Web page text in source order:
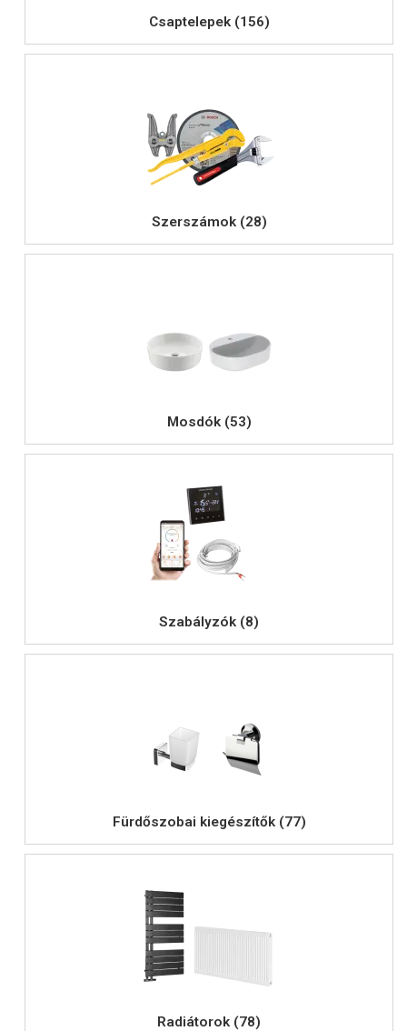
Csaptelepek (156)
Szerszámok (28)
Mosdók (53)
Szabályzók (8)
Fürdőszobai kiegészítők (77)
Radiátorok (78)